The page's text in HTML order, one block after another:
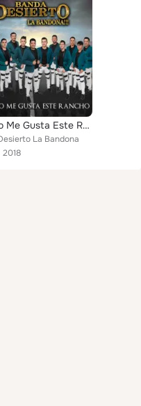
Cuanto Me Gusta Este Rancho
La Bandona
2018